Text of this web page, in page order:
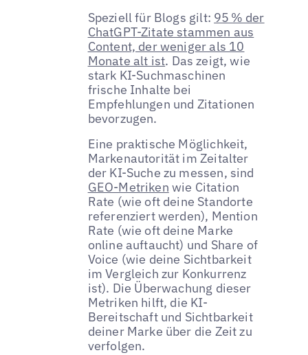
Speziell für Blogs gilt: 95 % der
ChatGPT-Zitate stammen aus
Content, der weniger als 10
Monate alt ist. Das zeigt, wie
stark KI-Suchmaschinen
frische Inhalte bei
Empfehlungen und Zitationen
bevorzugen.
Eine praktische Möglichkeit,
Markenautorität im Zeitalter
der KI-Suche zu messen, sind
GEO-Metriken wie Citation
Rate (wie oft deine Standorte
referenziert werden), Mention
Rate (wie oft deine Marke
online auftaucht) und Share of
Voice (wie deine Sichtbarkeit
im Vergleich zur Konkurrenz
ist). Die Überwachung dieser
Metriken hilft, die KI-
Bereitschaft und Sichtbarkeit
deiner Marke über die Zeit zu
verfolgen.